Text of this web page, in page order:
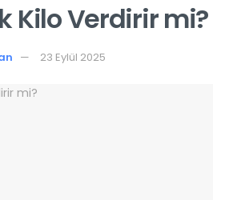
Kilo Verdirir mi?
23 Eylül 2025